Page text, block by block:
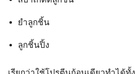
ยำลูกชิ้น
ลูกชิ้นปิ้ง